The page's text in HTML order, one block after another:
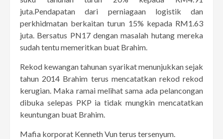
juta.Pendapatan dari perniagaan logistik dan
perkhidmatan berkaitan turun 15% kepada RM1.63
juta. Bersatus PN17 dengan masalah hutang mereka
sudah tentu memeritkan buat Brahim.
Rekod kewangan tahunan syarikat menunjukkan sejak
tahun 2014 Brahim terus mencatatkan rekod rekod
kerugian. Maka ramai melihat sama ada pelancongan
dibuka selepas PKP ia tidak mungkin mencatatkan
keuntungan buat Brahim.
Mafia korporat Kenneth Vun terus tersenyum.